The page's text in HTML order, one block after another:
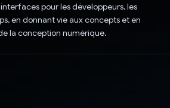
pour les développeurs, les
en donnant vie aux concepts et en
la conception numérique.